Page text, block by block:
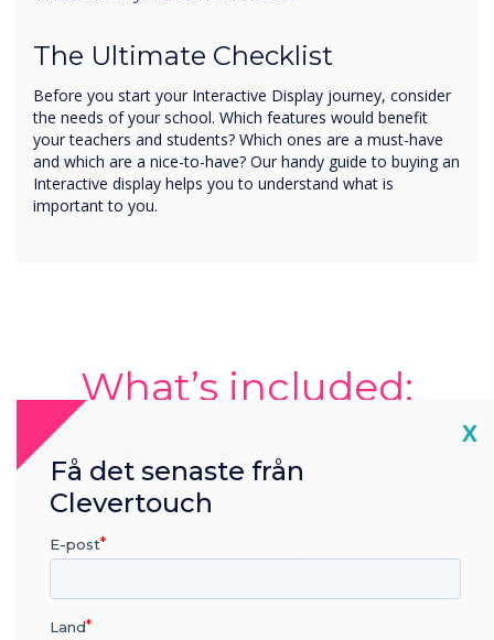
The Ultimate Checklist
Before you start your Interactive Display journey, consider
the needs of your school. Which features would benefit
your teachers and students? Which ones are a must-have
and which are a nice-to-have? Our handy guide to buying an
Interactive display helps you to understand what is
important to you.
What’s included:
Whether you're an IT specialist or an educator,
this guide is your go-to for navigating your
purchase of an interactive display.
X
Få det senaste från
Clevertouch
E-post
Land